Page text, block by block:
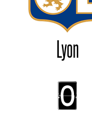
Lyon
0